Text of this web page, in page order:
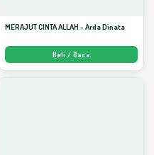
MERAJUT CINTA ALLAH - Arda Dinata
Beli / Baca